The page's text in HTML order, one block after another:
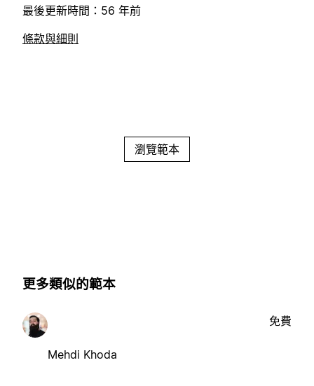
最後更新時間：56 年前
條款與細則
瀏覽範本
更多類似的範本
Mehdi Khoda
免費